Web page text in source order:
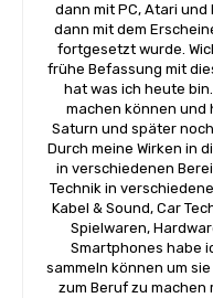
dann mit PC, Atari
dann mit dem
fortgesetzt wurde.
frühe Befassung mit
hat was ich heute
machen können und
Saturn und später
Durch meine Wirken in
in verschiedenen
Technik in
Kabel & Sound, Car
Spielwaren,
Smartphones habe
sammeln können um
zum Beruf zu